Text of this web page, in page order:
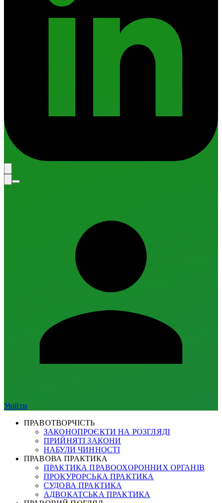
Увійти
ПРАВОТВОРЧІСТЬ
ЗАКОНОПРОЄКТИ НА РОЗГЛЯДІ
ПРИЙНЯТІ ЗАКОНИ
НАБУЛИ ЧИННОСТІ
ПРАВОВА ПРАКТИКА
ПРАКТИКА ПРАВООХОРОННИХ ОРГАНІВ
ПРОКУРОРСЬКА ПРАКТИКА
СУДОВА ПРАКТИКА
АДВОКАТСЬКА ПРАКТИКА